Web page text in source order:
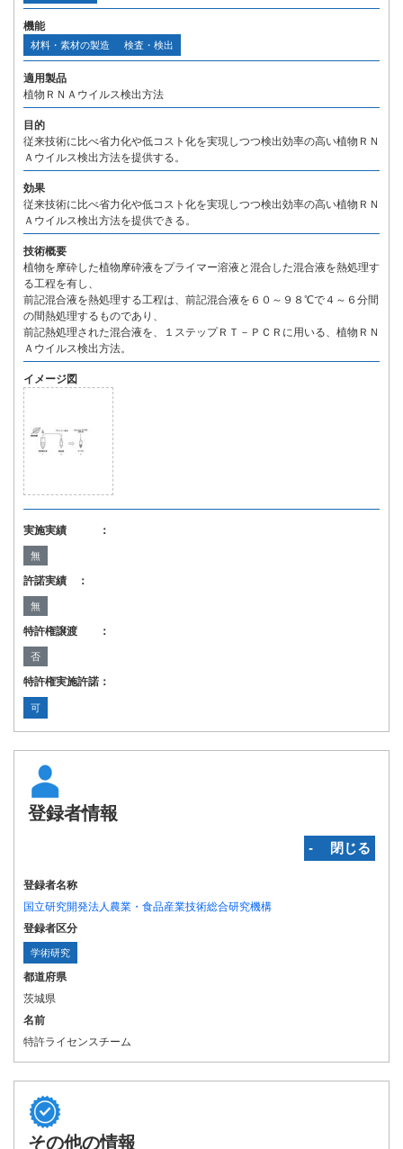
機能
材料・素材の製造 検査・検出
適用製品
植物ＲＮＡウイルス検出方法
目的
従来技術に比べ省力化や低コスト化を実現しつつ検出効率の高い植物ＲＮ
Ａウイルス検出方法を提供する。
効果
従来技術に比べ省力化や低コスト化を実現しつつ検出効率の高い植物ＲＮ
Ａウイルス検出方法を提供できる。
技術概要
植物を摩砕した植物摩砕液をプライマー溶液と混合した混合液を熱処理す
る工程を有し、
前記混合液を熱処理する工程は、前記混合液を６０～９８℃で４～６分間
の間熱処理するものであり、
前記熱処理された混合液を、１ステップＲＴ－ＰＣＲに用いる、植物ＲＮ
Ａウイルス検出方法。
イメージ図
実施実績 ：
無
許諾実績 ：
無
特許権譲渡 ：
否
特許権実施許諾：
可
登録者情報
‐ 閉じる
登録者名称
国立研究開発法人農業・食品産業技術総合研究機構
登録者区分
学術研究
都道府県
茨城県
名前
特許ライセンスチーム
その他の情報